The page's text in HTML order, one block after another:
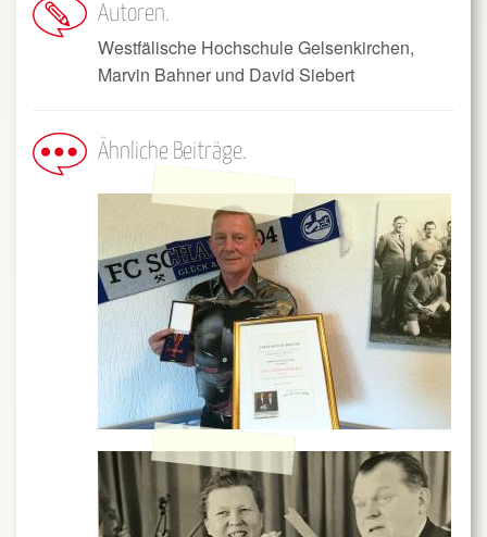
Autoren
Westfälische Hochschule Gelsenkirchen,
Marvin Bahner und David Siebert
Ähnliche Beiträge